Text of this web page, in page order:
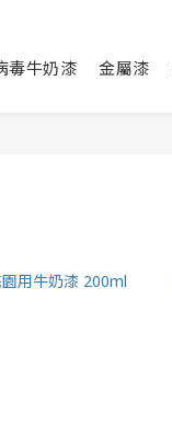
毒牛奶漆 金屬漆